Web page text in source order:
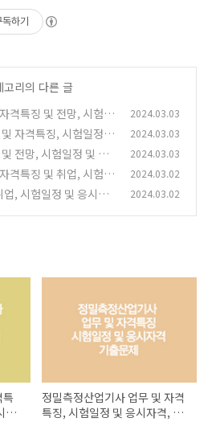
하기
고리의 다른 글
격특징 및 전망, 시험일
(0)
2024.03.03
자격특징, 시험일정
(0)
2024.03.03
전망, 시험일정 및 응
2024.03.03
격특징 및 취업, 시험일
2024.03.02
, 시험일정 및 응시자
2024.03.02
자
정밀측정산업기사 업무 및 자격
특징, 시험일정 및 응시자격, 기